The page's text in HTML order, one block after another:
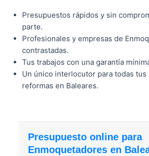
Presupuestos rápidos y sin
parte.
Profesionales y empresas de
contrastadas.
Tus trabajos con una garantía
Un único interlocutor para todas tus
reformas en Baleares.
Presupuesto online para
Enmoquetadores en